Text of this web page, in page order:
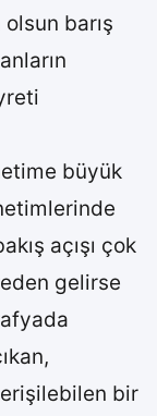
barış
büyük
açışı çok
gelirse
bir